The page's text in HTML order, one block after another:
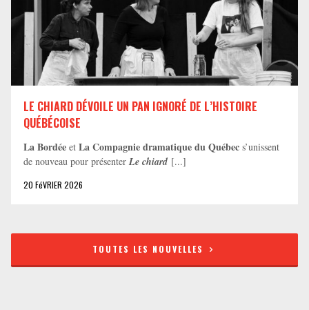
LE CHIARD DÉVOILE UN PAN IGNORÉ DE L’HISTOIRE
QUÉBÉCOISE
La Bordée et La Compagnie dramatique du Québec s’unissent
de nouveau pour présenter Le chiard [...]
20 FéVRIER 2026
TOUTES LES NOUVELLES